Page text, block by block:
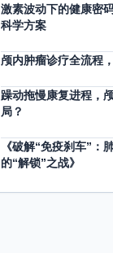
激素波动下的健康密
科学方案
颅内肿瘤诊疗全流程
躁动拖慢康复进程，
局？
《破解“免疫刹车”：
的“解锁”之战》